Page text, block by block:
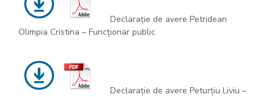
Declarație de avere Petridean
Olimpia Cristina – Funcționar public
Declarație de avere Peturțiu Liviu –